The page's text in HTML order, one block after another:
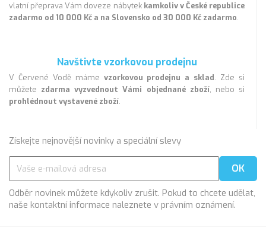
vlatní přeprava Vám doveze nábytek kamkoliv v České republice
zadarmo od 10 000 Kč a na Slovensko od 30 000 Kč zadarmo.
Navštivte vzorkovou prodejnu
V Červené Vodě máme vzorkovou prodejnu a sklad. Zde si
můžete zdarma vyzvednout Vámi objednané zboží, nebo si
prohlédnout vystavené zboží.
Získejte nejnovější novinky a speciální slevy
Odběr novinek můžete kdykoliv zrušit. Pokud to chcete udělat,
naše kontaktní informace naleznete v právním oznámení.